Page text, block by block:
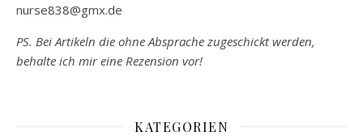
nurse838@gmx.de
PS. Bei Artikeln die ohne Absprache zugeschickt werden,
behalte ich mir eine Rezension vor!
KATEGORIEN